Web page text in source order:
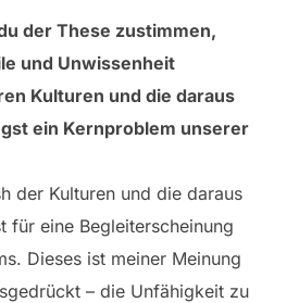
der These zustimmen,
und Unwissenheit
Kulturen und die daraus
ein Kernproblem unserer
der Kulturen und die daraus
für eine Begleiterscheinung
Dieses ist meiner Meinung
– die Unfähigkeit zu